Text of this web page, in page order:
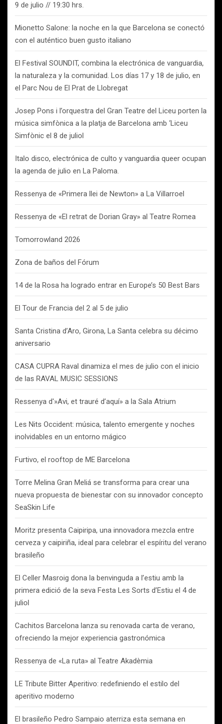
9 de julio // 19:30 hrs.
Mionetto Salone: la noche en la que Barcelona se conectó
con el auténtico buen gusto italiano
El Festival SOUNDIT, combina la electrónica de vanguardia,
la naturaleza y la comunidad. Los días 17 y 18 de julio, en
el Parc Nou de El Prat de Llobregat
Josep Pons i l’orquestra del Gran Teatre del Liceu porten la
música simfònica a la platja de Barcelona amb ‘Liceu
Simfònic el 8 de juliol
Italo disco, electrónica de culto y vanguardia queer ocupan
la agenda de julio en La Paloma.
Ressenya de «Primera llei de Newton» a La Villarroel
Ressenya de «El retrat de Dorian Gray» al Teatre Romea
Tomorrowland 2026
Zona de baños del Fórum
14 de la Rosa ha logrado entrar en Europe’s 50 Best Bars
El Tour de Francia del 2 al 5 de julio
Santa Cristina d’Aro, Girona, La Santa celebra su décimo
aniversario
CASA CUPRA Raval dinamiza el mes de julio con el inicio
de las RAVAL MUSIC SESSIONS
Ressenya d'»Avi, et trauré d’aquí» a la Sala Atrium
Les Nits Occident: música, talento emergente y noches
inolvidables en un entorno mágico
Furtivo, el rooftop de ME Barcelona
Torre Melina Gran Meliá se transforma para crear una
nueva propuesta de bienestar con su innovador concepto
SeaSkin Life
Moritz presenta Caipiripa, una innovadora mezcla entre
cerveza y caipiriña, ideal para celebrar el espíritu del verano
brasileño
El Celler Masroig dona la benvinguda a l’estiu amb la
primera edició de la seva Festa Les Sorts d’Estiu el 4 de
juliol
Cachitos Barcelona lanza su renovada carta de verano,
ofreciendo la mejor experiencia gastronómica
Ressenya de «La ruta» al Teatre Akadèmia
LE Tribute Bitter Aperitivo: redefiniendo el estilo del
aperitivo moderno
El brasileño Pedro Sampaio aterriza esta semana en